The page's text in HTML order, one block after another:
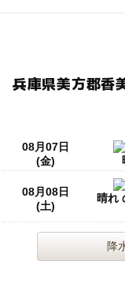
兵庫県美方郡香
08月07日
(金)
08月08日
(土)
晴れ
降